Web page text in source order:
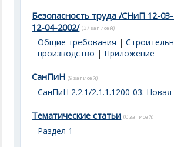
Безопасность труда /СНиП 12-
12-04-2002/ (37 записей)
Общие требования |
производство | Приложение
СанПиН (9 записей)
СанПиН 2.2.1/2.1.1.1200-03. Новая
Тематические статьи (0 записей)
Раздел 1